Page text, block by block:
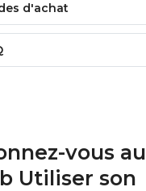
d'achat
vous au
Utiliser son